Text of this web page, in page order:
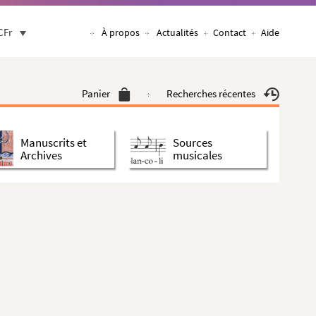
À propos Actualités Contact Aide
Panier Recherches récentes
Manuscrits et
Archives
Sources
musicales